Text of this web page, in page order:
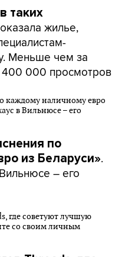
таких
жилье,
Меньше чем за
400 000 просмотров
по
из Беларуси».
– его